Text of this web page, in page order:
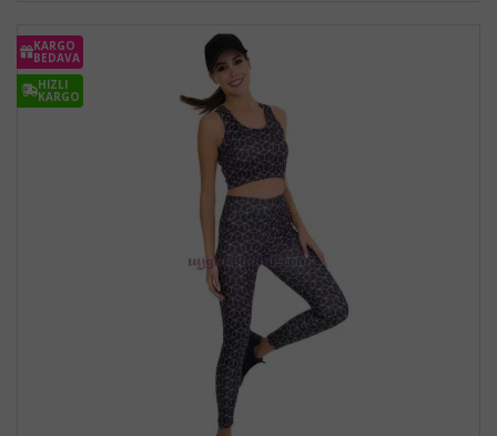
KARGO
BEDAVA
HIZLI
KARGO